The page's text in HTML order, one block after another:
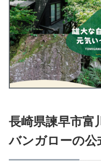
長崎県諫早市富
バンガローの公